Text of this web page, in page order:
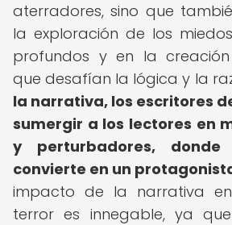
aterradores, sino que
la exploración de los
profundos y en la
que desafían la lógica y la
la narrativa, los escritores
sumergir a los lectores en
y perturbadores,
convierte en un
impacto de la narrativa
terror es innegable, ya